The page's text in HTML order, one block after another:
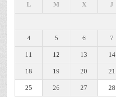
L M X J
4 5 6 7
11 12 13 14
18 19 20 21
25 26 27 28